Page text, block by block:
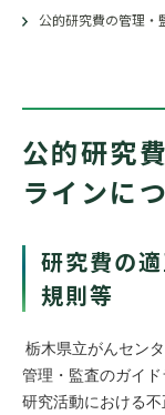
公的研究費の管理・
公的研究
ラインに
研究費の
規則等
栃木県立がんセン
管理・監査のガイ
研究活動における